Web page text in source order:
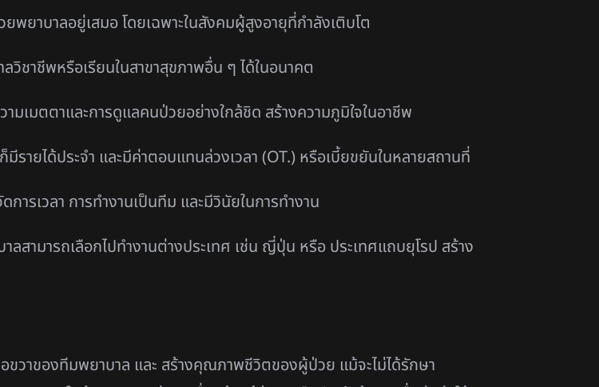
ยาบาลอยู่เสมอ โดยเฉพาะในสังคมผู้สูงอายุที่กำลังเติบโต
ชาชีพหรือเรียนในสาขาสุขภาพอื่น ๆ ได้ในอนาคต
มเมตตาและการดูแลคนป่วยอย่างใกล้ชิด สร้างความภูมิใจในอาชีพ
รายได้ประจำ และมีค่าตอบแทนล่วงเวลา (OT.) หรือเบี้ยขยันในหลายสถานที่
รเวลา การทำงานเป็นทีม และมีวินัยในการทำงาน
ลสามารถเลือกไปทำงานต่างประเทศ เช่น ญี่ปุ่น หรือ ประเทศแถบยุโรป สร้าง
วาของทีมพยาบาล และ สร้างคุณภาพชีวิตของผู้ป่วย แม้จะไม่ได้รักษา